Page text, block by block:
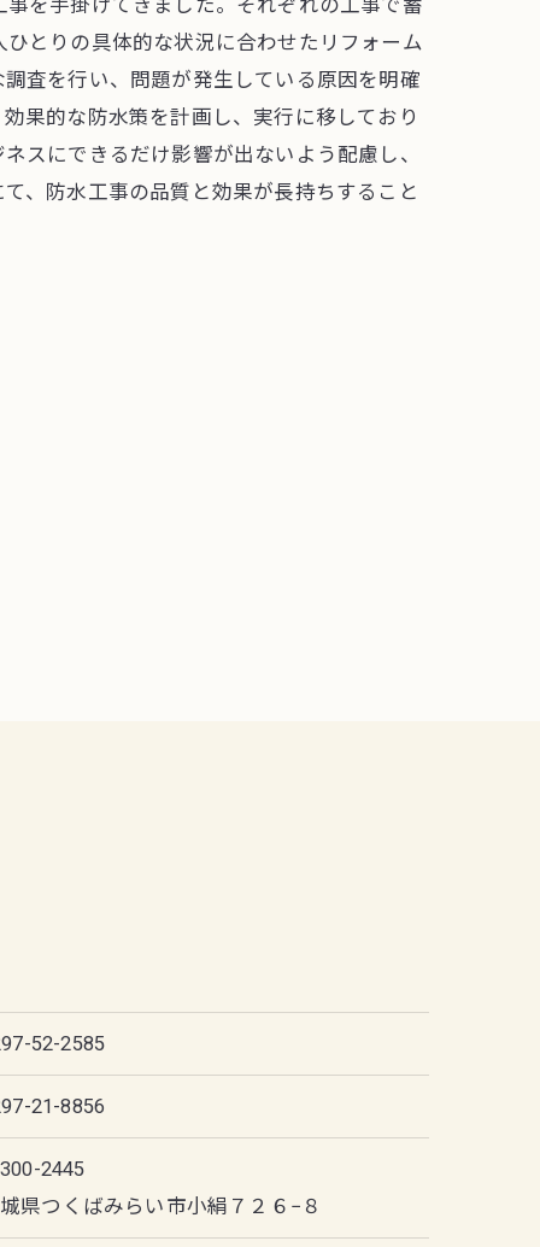
を手掛けてきました。それぞれの工事で蓄
とりの具体的な状況に合わせたリフォーム
査を行い、問題が発生している原因を明確
果的な防水策を計画し、実行に移しており
スにできるだけ影響が出ないよう配慮し、
、防水工事の品質と効果が長持ちすること
52-2585
21-8856
2445
県つくばみらい市小絹７２６−８